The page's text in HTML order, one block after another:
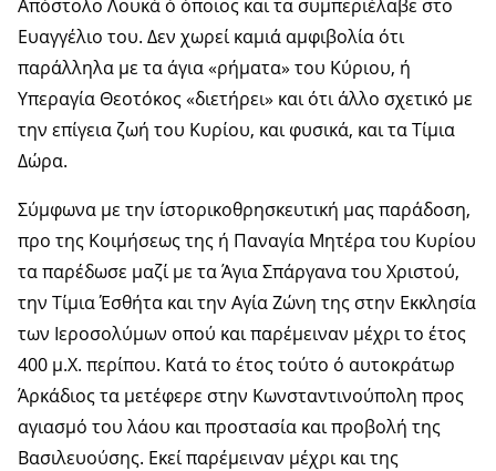
Απόστολο Λουκά ό όποιος και τα συμπεριέλαβε στο
Ευαγγέλιο του. Δεν χωρεί καμιά αμφιβολία ότι
παράλληλα με τα άγια «ρήματα» του Κύριου, ή
Υπεραγία Θεοτόκος «διετήρει» και ότι άλλο σχετικό με
την επίγεια ζωή του Κυρίου, και φυσικά, και τα Τίμια
Δώρα.
Σύμφωνα με την ίστορικοθρησκευτική μας παράδοση,
προ της Κοιμήσεως της ή Παναγία Μητέρα του Κυρίου
τα παρέδωσε μαζί με τα Άγια Σπάργανα του Χριστού,
την Τίμια Έσθήτα και την Αγία Ζώνη της στην Εκκλησία
των Ιεροσολύμων οπού και παρέμειναν μέχρι το έτος
400 μ.Χ. περίπου. Κατά το έτος τούτο ό αυτοκράτωρ
Άρκάδιος τα μετέφερε στην Κωνσταντινούπολη προς
αγιασμό του λάου και προστασία και προβολή της
Βασιλευούσης. Εκεί παρέμειναν μέχρι και της